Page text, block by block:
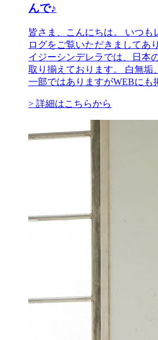
んで♪
皆さま、こんにちは。 いつも
ログをご覧いただきましてあ
イジーシンデレラでは、日本
取り揃えております。 白無垢
一部ではありますがWEBにも
> 詳細はこちらから